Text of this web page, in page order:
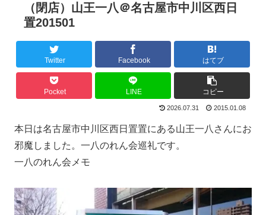
（閉店）山王一八＠名古屋市中川区西日
置201501
Twitter Facebook はてブ
Pocket LINE コピー
2026.07.31 2015.01.08
本日は名古屋市中川区西日置置にある山王一八さんにお
邪魔しました。一八のれん会巡礼です。
一八のれん会メモ